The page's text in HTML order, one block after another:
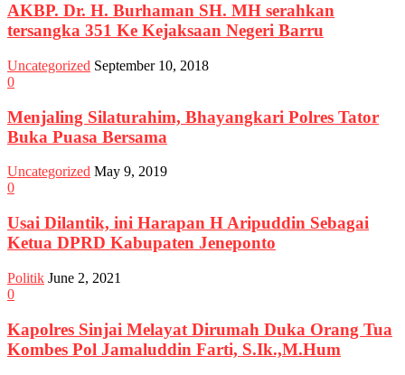
AKBP. Dr. H. Burhaman SH. MH serahkan
tersangka 351 Ke Kejaksaan Negeri Barru
Uncategorized September 10, 2018
0
Menjaling Silaturahim, Bhayangkari Polres Tator
Buka Puasa Bersama
Uncategorized May 9, 2019
0
Usai Dilantik, ini Harapan H Aripuddin Sebagai
Ketua DPRD Kabupaten Jeneponto
Politik June 2, 2021
0
Kapolres Sinjai Melayat Dirumah Duka Orang Tua
Kombes Pol Jamaluddin Farti, S.Ik.,M.Hum